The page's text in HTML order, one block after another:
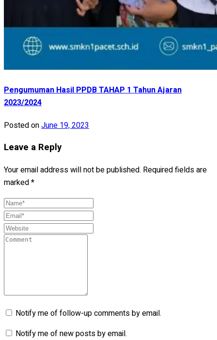
Pengumuman Hasil PPDB TAHAP 1 Tahun Ajaran
2023/2024
Posted onJune 19, 2023
Leave a Reply
Your email address will not be published. Required fields are
marked*
Notify me of follow-up comments by email.
Notify me of new posts by email.